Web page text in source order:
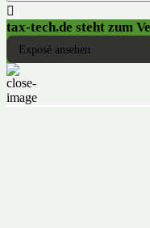

tax-tech.de steht zum
Exposé ansehen